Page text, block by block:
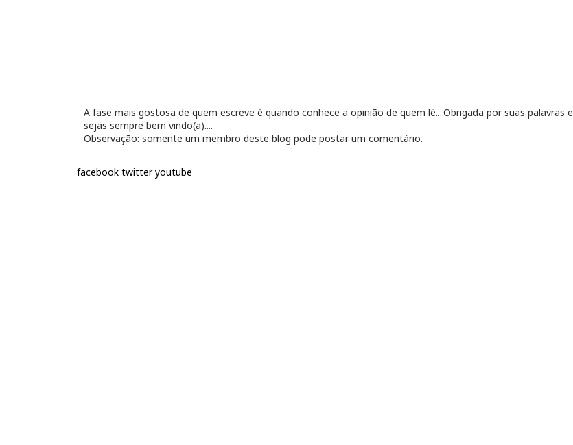
A fase mais gostosa de quem escreve é quando conhece a opinião de quem lê....Obrigada por suas palavras e
sejas sempre bem vindo(a)....
Observação: somente um membro deste blog pode postar um comentário.
facebook twitter youtube